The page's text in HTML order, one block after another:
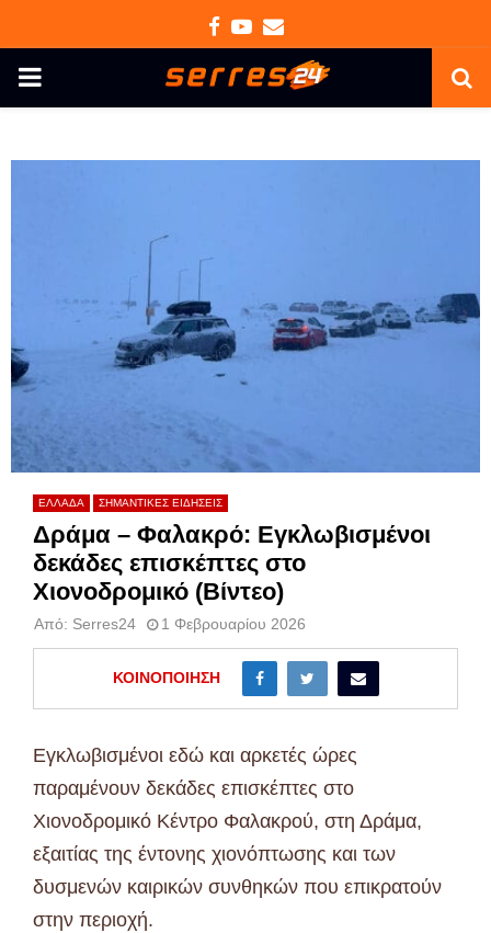
Facebook
Youtube
Email
PRIMARY
ΕΛΛΑΔΑ ΣΗΜΑΝΤΙΚΕΣ ΕΙΔΗΣΕΙΣ
Δράμα – Φαλακρό: Εγκλωβισμένοι
δεκάδες επισκέπτες στο
Χιονοδρομικό (Βίντεο)
Από: Serres24 1 Φεβρουαρίου 2026
ΚΟΙΝΟΠΟΊΗΣΗ
Εγκλωβισμένοι εδώ και αρκετές ώρες
παραμένουν δεκάδες επισκέπτες στο
Χιονοδρομικό Κέντρο Φαλακρού, στη Δράμα,
εξαιτίας της έντονης χιονόπτωσης και των
δυσμενών καιρικών συνθηκών που επικρατούν
στην περιοχή.